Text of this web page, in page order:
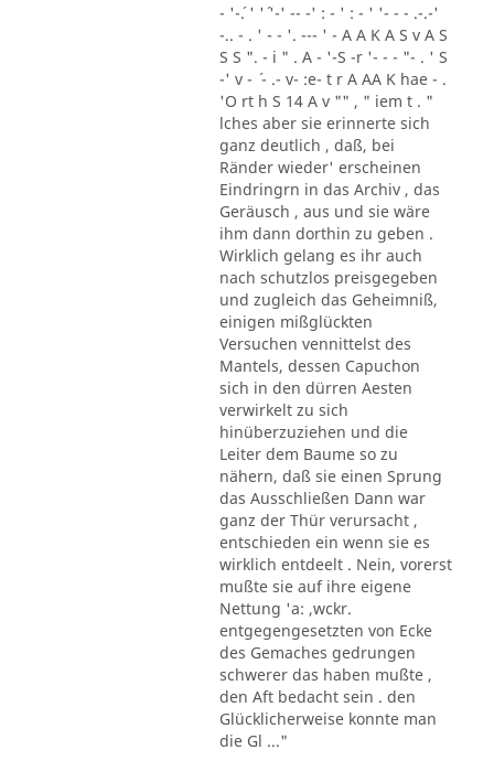
- '-´. ' '´ '-' -- -' : - ' : - ' '- - - .-.-'
-.. - . ' - - '. --- ' - A A K A S v A S
S S ". - i " . A - '-S -r '- - - "- . ' S
-' v - ´ - .- v- :e- t r A AA K hae - .
'O rt h S 14 A v "" , " iem t . "
lches aber sie erinnerte sich
ganz deutlich , daß, bei
Ränder wieder' erscheinen
Eindringrn in das Archiv , das
Geräusch , aus und sie wäre
ihm dann dorthin zu geben .
Wirklich gelang es ihr auch
nach schutzlos preisgegeben
und zugleich das Geheimniß,
einigen mißglückten
Versuchen vennittelst des
Mantels, dessen Capuchon
sich in den dürren Aesten
verwirkelt zu sich
hinüberzuziehen und die
Leiter dem Baume so zu
nähern, daß sie einen Sprung
das Ausschließen Dann war
ganz der Thür verursacht ,
entschieden ein wenn sie es
wirklich entdeelt . Nein, vorerst
mußte sie auf ihre eigene
Nettung 'a: ,wckr.
entgegengesetzten von Ecke
des Gemaches gedrungen
schwerer das haben mußte ,
den Aft bedacht sein . den
Glücklicherweise konnte man
die Gl ..."